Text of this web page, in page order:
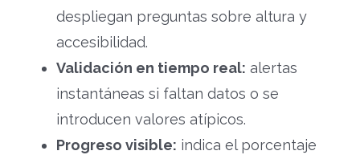
despliegan preguntas sobre altura y
accesibilidad.
Validación en tiempo real: alertas
instantáneas si faltan datos o se
introducen valores atípicos.
Progreso visible: indica el porcentaje